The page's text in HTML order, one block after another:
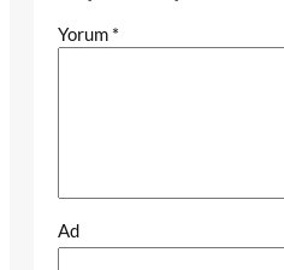
Yorum *
Ad